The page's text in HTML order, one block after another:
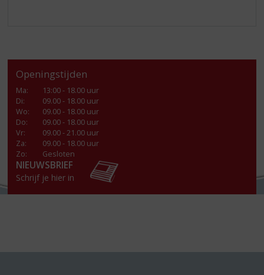
Openingstijden
Ma:
13:00 - 18.00 uur
Di:
09.00 - 18.00 uur
Wo:
09.00 - 18.00 uur
Do:
09.00 - 18.00 uur
Vr:
09.00 - 21.00 uur
Za:
09.00 - 18.00 uur
Zo:
Gesloten
NIEUWSBRIEF
Schrijf je hier in